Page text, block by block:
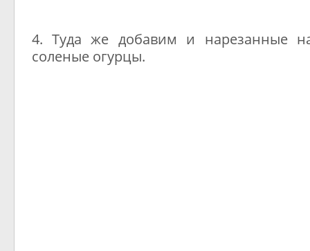
4. Туда же добавим и нарезанные
соленые огурцы.